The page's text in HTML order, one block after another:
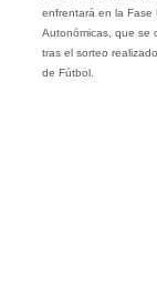
enfrentará en la Fase
Autonómicas, que se
tras el sorteo
de Fútbol.